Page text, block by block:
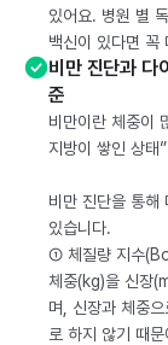
있어요. 병원 별
백신이 있다면 꼭
비만 진단과 다
준
비만이란 체중이
지방이 쌓인 상태
비만 진단을 통해
있습니다.
① 체질량 지수
체중(kg)을 신장
며, 신장과 체중
로 하지 않기 때